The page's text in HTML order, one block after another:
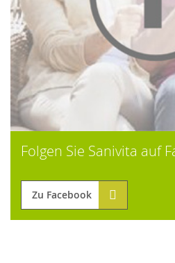
Folgen Sie Sanivita auf
Zu Facebook